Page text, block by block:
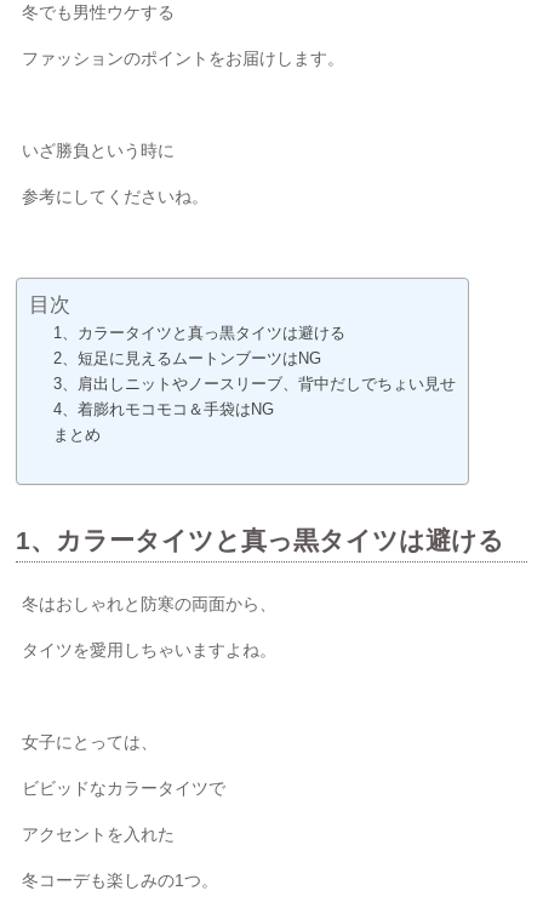
冬でも男性ウケする
ファッションのポイントをお届けします。
いざ勝負という時に
参考にしてくださいね。
目次
1、カラータイツと真っ黒タイツは避ける
2、短足に見えるムートンブーツはNG
3、肩出しニットやノースリーブ、背中だしでちょい見せ
4、着膨れモコモコ＆手袋はNG
まとめ
1、カラータイツと真っ黒タイツは避ける
冬はおしゃれと防寒の両面から、
タイツを愛用しちゃいますよね。
女子にとっては、
ビビッドなカラータイツで
アクセントを入れた
冬コーデも楽しみの1つ。